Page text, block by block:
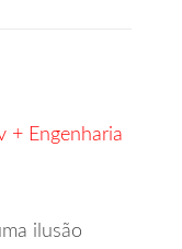
+ Engenharia
ilusão